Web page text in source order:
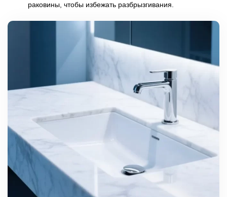
раковины, чтобы избежать разбрызгивания.